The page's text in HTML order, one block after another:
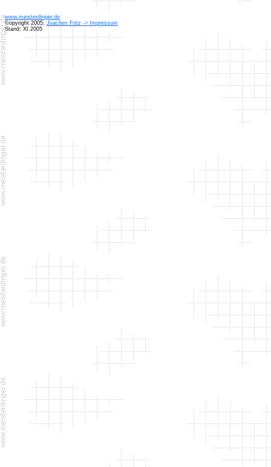
www.meisterdinger.de
©opyright 2005: Joachim Fritz -> Impressum
Stand: XI.2005